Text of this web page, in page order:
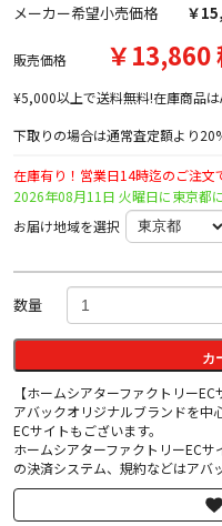
メーカー希望小売価格 ￥
販売価格 ￥13,860
¥5,000以上で送料無料!在庫商品
下取りの場合は通常査定額より
在庫有り！営業日14時迄のご注文
2026年08月11日 火曜日に東京都
お届け地域を選択
数量
カ
【ホームシアターファクトリーEC
アバックオリジナルブランドを中
ECサイトもございます。
ホームシアターファクトリーEC
の決済システム、規約などはアバ